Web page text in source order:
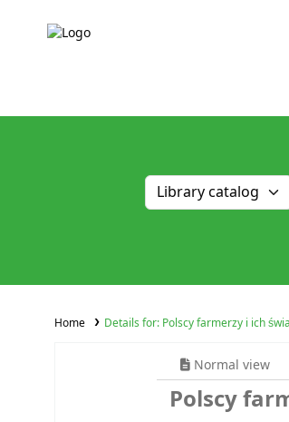
Home Details for: Polscy farmerzy i ich
Normal view
Polscy